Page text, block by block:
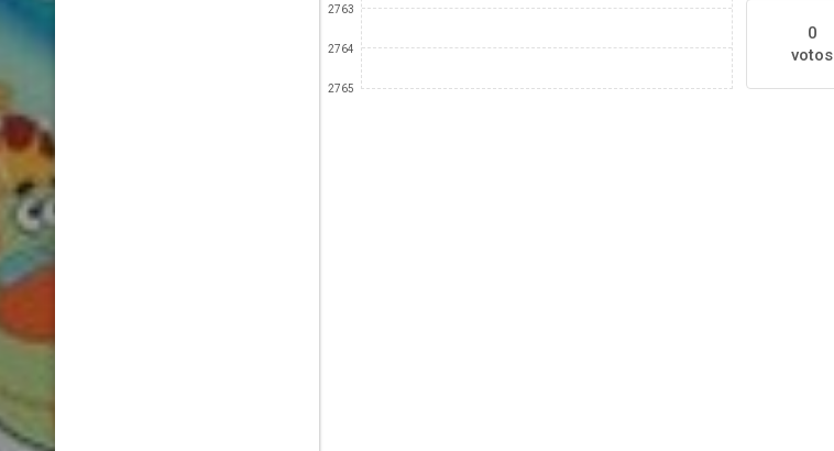
2763
2764
2765
0
votos